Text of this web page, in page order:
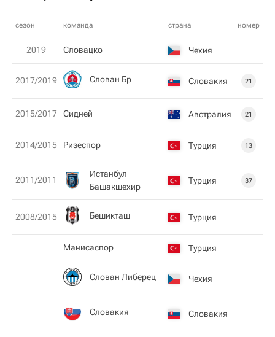
сезон команда страна номер
2019 Словацко Чехия
2017/2019 Слован Бр Словакия 21
2015/2017 Сидней Австралия 21
2014/2015 Ризеспор Турция 13
2011/2011
Истанбул
Башакшехир
Турция 37
2008/2015 Бешикташ Турция
Манисаспор Турция
Слован Либерец Чехия
Словакия Словакия